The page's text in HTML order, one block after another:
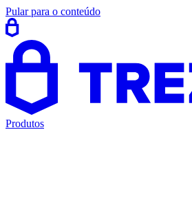
Pular para o conteúdo
Produtos